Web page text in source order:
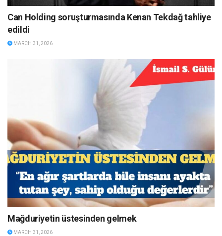
Can Holding soruşturmasında Kenan Tekdağ tahliye
edildi
MARCH 31, 2026
Mağduriyetin üstesinden gelmek
MARCH 31, 2026